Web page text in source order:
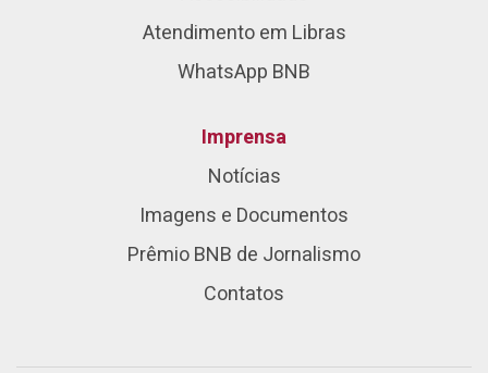
Atendimento em Libras
WhatsApp BNB
Imprensa
Notícias
Imagens e Documentos
Prêmio BNB de Jornalismo
Contatos